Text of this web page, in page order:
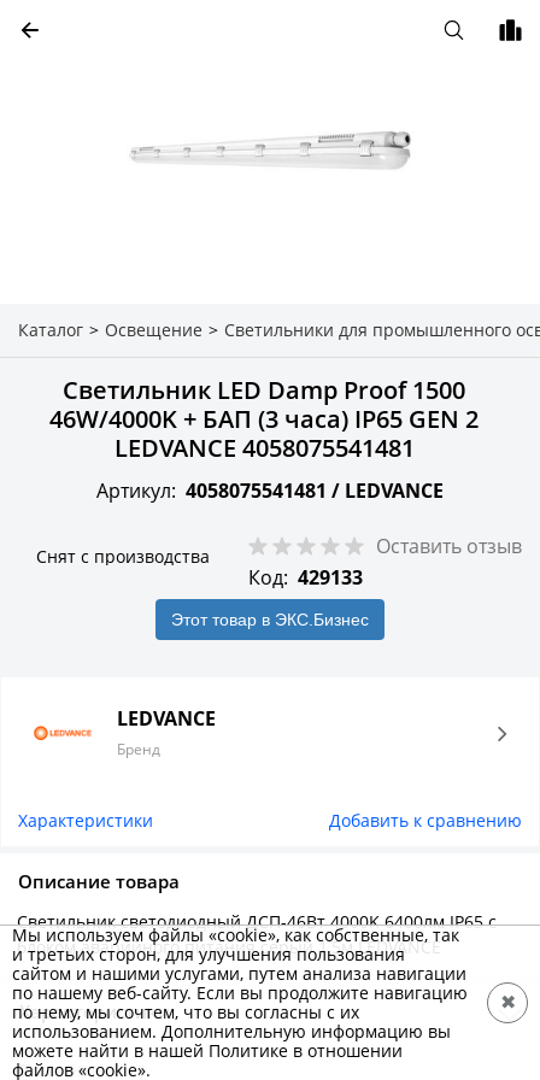
Каталог > Освещение > Светильники для промышленного
Светильник LED Damp Proof 1500
46W/4000K + БАП (3 часа) IP65 GEN 2
LEDVANCE 4058075541481
Артикул: 4058075541481 / LEDVANCE
Снят с производства
Оставить отзыв
Код: 429133
Этот товар в ЭКС.Бизнес
LEDVANCE
Бренд
Характеристики Добавить к сравнению
Описание товара
Светильник светодиодный ДСП-46Вт 4000K 6400лм IP65 с
блоком аварийного питания серый 1,5м LEDVANCE
Характеристики
Основные
Мы используем файлы «cookie», как собственные, так
и третьих сторон, для улучшения пользования
сайтом и нашими услугами, путем анализа навигации
по нашему веб-сайту. Если вы продолжите навигацию
по нему, мы сочтем, что вы согласны с их
использованием. Дополнительную информацию вы
можете найти в нашей Политике в отношении
файлов «cookie».
✖